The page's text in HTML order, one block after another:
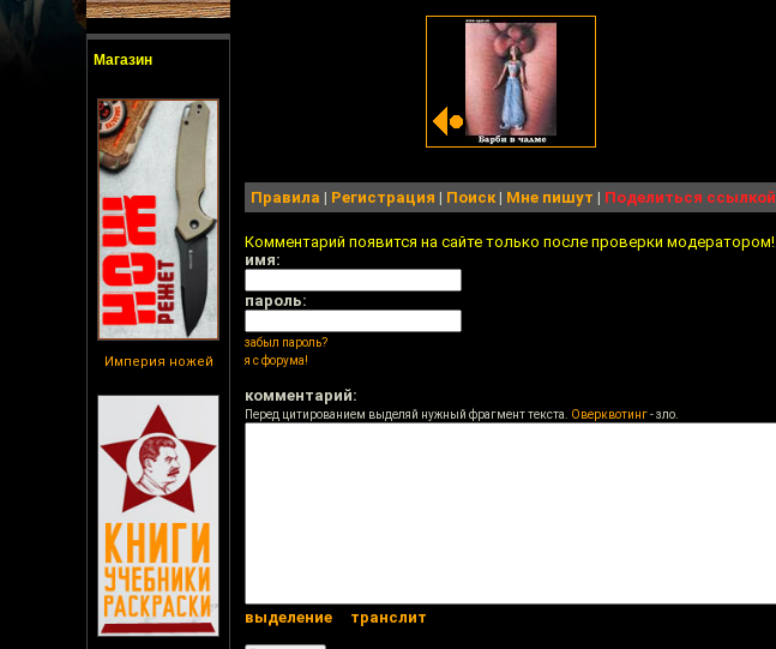
Магазин
Империя ножей
Правила | Регистрация | Поиск| Мне пишут | Поделиться ссылкой
Комментарий появится на сайте только после проверки модератором!
имя:
пароль:
забыл пароль?
я с форума!
комментарий:
Перед цитированием выделяй нужный фрагмент текста. Оверквотинг- зло.
выделение транслит